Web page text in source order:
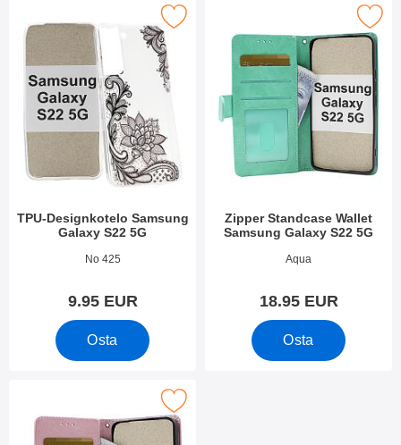
TPU-Designkotelo Samsung
Galaxy S22 5G
Tuote.nro 43076
No 425
9.95 EUR
Osta
tPU-Designkotelo Samsung Galaxy S22 5G suosikiksi
Zipper Standcase Wallet
Samsung Galaxy S22 5G
Tuote.nro 43191
Aqua
18.95 EUR
Osta
Merkitse zipper Standcase Wallet
zipper Standcase Wallet Samsung Galaxy S22 5G suosikiksi